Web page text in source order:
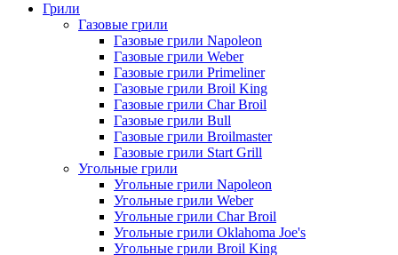
Грили
Газовые грили
Газовые грили Napoleon
Газовые грили Weber
Газовые грили Primeliner
Газовые грили Broil King
Газовые грили Char Broil
Газовые грили Bull
Газовые грили Broilmaster
Газовые грили Start Grill
Угольные грили
Угольные грили Napoleon
Угольные грили Weber
Угольные грили Char Broil
Угольные грили Oklahoma Joe's
Угольные грили Broil King